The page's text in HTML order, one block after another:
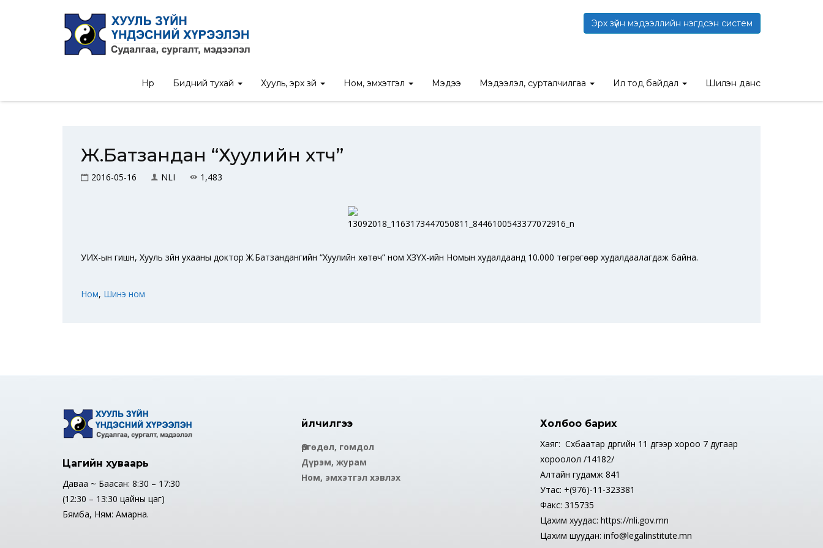
Эрх зүйн мэдээллийн нэгдсэн систем
Нүүр Бидний тухай Хууль, эрх зүй Ном, эмхэтгэл Мэдээ Мэдээлэл, сурталчилгаа Ил тод байдал Шилэн данс
Ном / Ж.Батзандан “Хуулийн хөтөч”
Ж.Батзандан “Хуулийн хөтөч”
2016-05-16 NLI 1,483
УИХ-ын гишүүн, Хууль зүйн ухааны доктор Ж.Батзандангийн “Хуулийн хөтөч” ном ХЗҮХ-ийн Номын худалдаанд 10.000 төгрөгөөр худалдаалагдаж байна.
Ном, Шинэ ном
Цагийн хуваарь
Даваа ~ Баасан: 8:30 – 17:30
(12:30 – 13:30 цайны цаг)
Бямба, Ням: Амарна.
Үйлчилгээ
Өргөдөл, гомдол
Дүрэм, журам
Ном, эмхэтгэл хэвлэх
Холбоо барих
Хаяг: Сүхбаатар дүүргийн 11 дүгээр хороо 7 дугаар
хороолол /14182/
Алтайн гудамж 841
Утас: +(976)-11-323381
Факс: 315735
Цахим хуудас: https://nli.gov.mn
Цахим шуудан: info@legalinstitute.mn